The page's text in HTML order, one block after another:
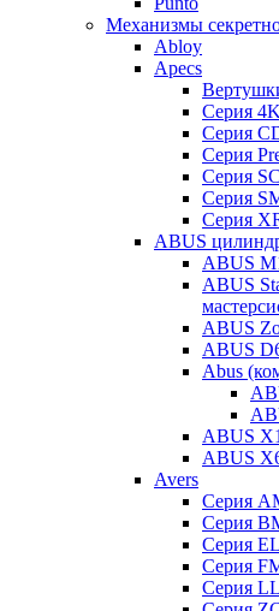
Механизмы
Abloy
Apecs
Серия
Серия
Серия
Серия
Серия
Серия
ABUS
ABUS
ABUS
ABUS
ABUS
Abus
ABUS
ABUS
Avers
Серия
Серия
Серия EL
Серия
Серия LL